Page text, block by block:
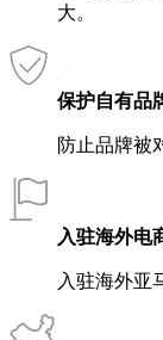
大。
保护自有品
防止品牌被
入驻海外电
入驻海外亚